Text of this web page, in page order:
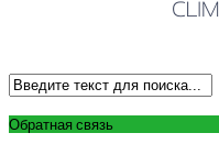
Обратная связь